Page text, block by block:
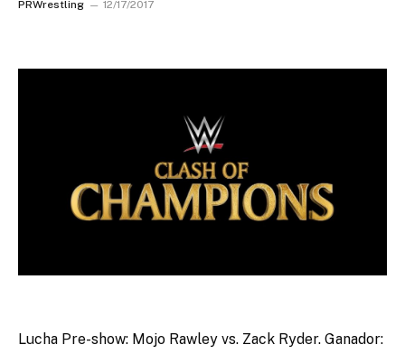
PRWrestling 12/17/2017
Lucha Pre-show: Mojo Rawley vs. Zack Ryder. Ganador: